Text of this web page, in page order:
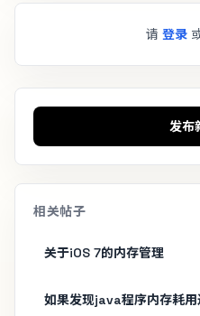
请 登录
发布
相关帖子
关于iOS 7的内存管理
如果发现java程序内存耗